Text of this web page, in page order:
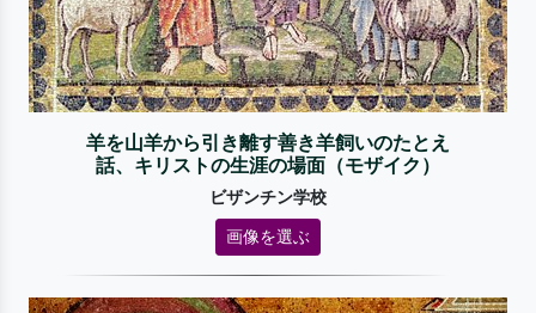
羊を山羊から引き離す善き羊飼いのたとえ
話、キリストの生涯の場面（モザイク）
ビザンチン学校
画像を選ぶ